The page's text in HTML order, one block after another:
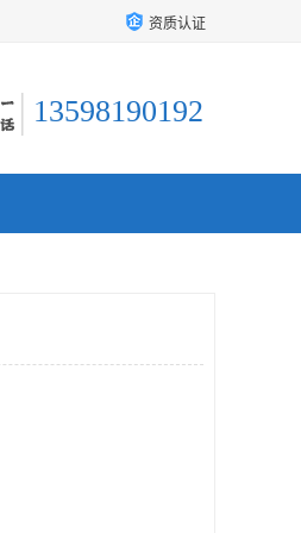
资质认证
13598190192